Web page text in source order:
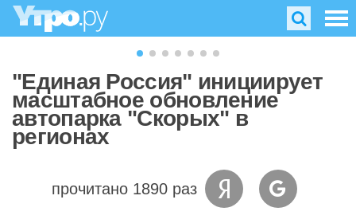
"Единая Россия" инициирует
масштабное обновление
автопарка "Скорых" в
регионах
прочитано 1890 раз